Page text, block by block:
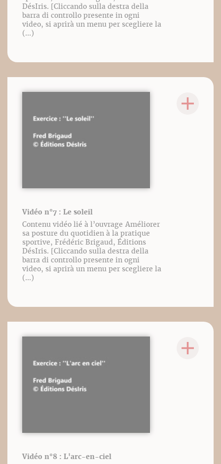
DésIris. [Cliccando sulla destra della
barra di controllo presente in ogni
video, si aprirà un menu per scegliere la
(...)
Vidéo n°7 : Le soleil
Contenu vidéo lié à l’ouvrage Améliorer
sa posture du quotidien à la pratique
sportive, Frédéric Brigaud, Éditions
DésIris. [Cliccando sulla destra della
barra di controllo presente in ogni
video, si aprirà un menu per scegliere la
(...)
Vidéo n°8 : L'arc-en-ciel